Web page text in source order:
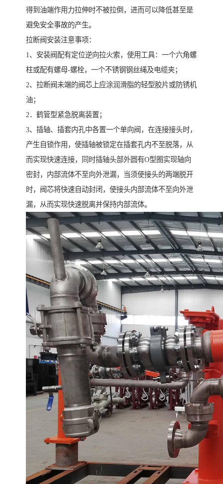
得到油端作用力拉伸时不被拉倒，进而可以降低甚至是
避免安全事故的产生。
拉断阀安装注意事项：
1、安装阀配有定位逆向拉火索，使用工具：一个六角螺
柱或配有螺母-螺栓，一个不锈钢钢丝绳及电缆夹；
2、拉断阀未端的阀芯上应涂润滑脂的轻型胶片或防锈机
油；
2．鹤管型紧急脱离装置；
3、插轴、插套内孔中各置一个单向阀，在连接接头时，
产生自锁作用，使插轴被锁定在插套孔内不至脱落，从
而实现快速连接，同时插轴头部外圆有O型圈实现轴向
密封，内部流体不至向外泄漏，当须使接头的两端脱开
时，阀芯将快速自动封闭，使接头内部流体不至向外泄
漏，从而实现快速脱离并保持内部流体。